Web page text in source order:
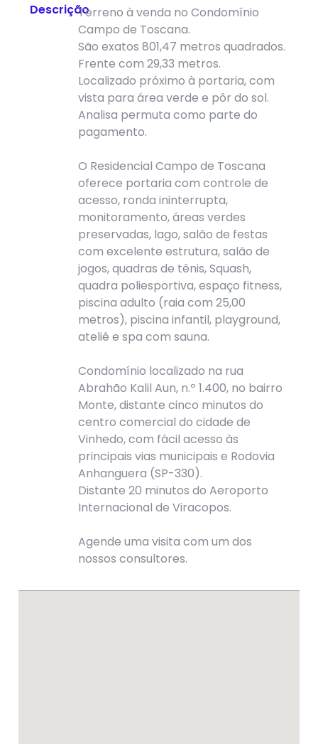
DescriçãoTerreno à venda no Condomínio
Campo de Toscana.
São exatos 801,47 metros quadrados.
Frente com 29,33 metros.
Localizado próximo à portaria, com
vista para área verde e pôr do sol.
Analisa permuta como parte do
pagamento.
O Residencial Campo de Toscana
oferece portaria com controle de
acesso, ronda ininterrupta,
monitoramento, áreas verdes
preservadas, lago, salão de festas
com excelente estrutura, salão de
jogos, quadras de tênis, Squash,
quadra poliesportiva, espaço fitness,
piscina adulto (raia com 25,00
metros), piscina infantil, playground,
ateliê e spa com sauna.
Condomínio localizado na rua
Abrahão Kalil Aun, n.º 1.400, no bairro
Monte, distante cinco minutos do
centro comercial do cidade de
Vinhedo, com fácil acesso às
principais vias municipais e Rodovia
Anhanguera (SP-330).
Distante 20 minutos do Aeroporto
Internacional de Viracopos.
Agende uma visita com um dos
nossos consultores.